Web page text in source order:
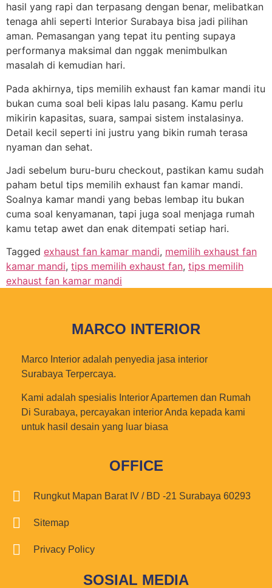
hasil yang rapi dan terpasang dengan benar, melibatkan
tenaga ahli seperti Interior Surabaya bisa jadi pilihan
aman. Pemasangan yang tepat itu penting supaya
performanya maksimal dan nggak menimbulkan
masalah di kemudian hari.
Pada akhirnya, tips memilih exhaust fan kamar mandi itu
bukan cuma soal beli kipas lalu pasang. Kamu perlu
mikirin kapasitas, suara, sampai sistem instalasinya.
Detail kecil seperti ini justru yang bikin rumah terasa
nyaman dan sehat.
Jadi sebelum buru-buru checkout, pastikan kamu sudah
paham betul tips memilih exhaust fan kamar mandi.
Soalnya kamar mandi yang bebas lembap itu bukan
cuma soal kenyamanan, tapi juga soal menjaga rumah
kamu tetap awet dan enak ditempati setiap hari.
Tagged exhaust fan kamar mandi, memilih exhaust fan
kamar mandi, tips memilih exhaust fan, tips memilih
exhaust fan kamar mandi
MARCO INTERIOR
Marco Interior adalah penyedia jasa interior
Surabaya Terpercaya.
Kami adalah spesialis Interior Apartemen dan Rumah
Di Surabaya, percayakan interior Anda kepada kami
untuk hasil desain yang luar biasa
OFFICE
Rungkut Mapan Barat IV / BD -21 Surabaya 60293
Sitemap
Privacy Policy
SOSIAL MEDIA